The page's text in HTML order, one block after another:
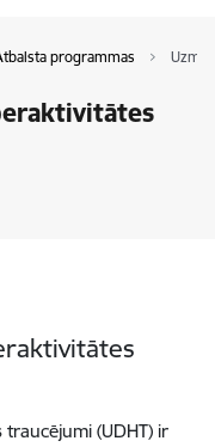
programmas
(UDHT) ir